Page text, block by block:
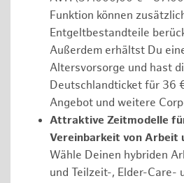
Funktion können
Entgeltbestandteile
Außerdem erhältst Du
Altersvorsorge und hast
Deutschlandticket für 36
Angebot und weitere
Attraktive Zeitmodelle
Vereinbarkeit von Arbeit
Wähle Deinen hybriden
und Teilzeit-, Elder-Care-